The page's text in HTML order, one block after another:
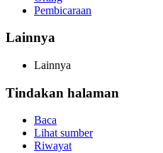
Pembicaraan
Lainnya
Lainnya
Tindakan halaman
Baca
Lihat sumber
Riwayat